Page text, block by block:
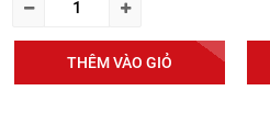
THÊM VÀO GIỎ